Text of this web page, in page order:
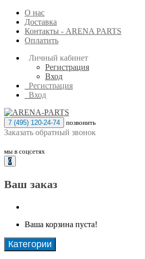
О нас
Доставка
Контакты - ARENA PARTS
Оплатить
Личный кабинет
Регистрация
Вход
Регистрация
Вход
7 (495) 120-24-74 позвонить
Заказать обратный звонок
мы в соцсетях
0
Ваш заказ
Ваша корзина пуста!
Категории